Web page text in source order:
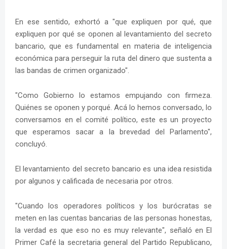
En ese sentido, exhortó a "que expliquen por qué, que
expliquen por qué se oponen al levantamiento del secreto
bancario, que es fundamental en materia de inteligencia
económica para perseguir la ruta del dinero que sustenta a
las bandas de crimen organizado".
"Como Gobierno lo estamos empujando con firmeza.
Quiénes se oponen y porqué. Acá lo hemos conversado, lo
conversamos en el comité político, este es un proyecto
que esperamos sacar a la brevedad del Parlamento",
concluyó.
El levantamiento del secreto bancario es una idea resistida
por algunos y calificada de necesaria por otros.
"Cuando los operadores políticos y los burócratas se
meten en las cuentas bancarias de las personas honestas,
la verdad es que eso no es muy relevante", señaló en El
Primer Café la secretaria general del Partido Republicano,